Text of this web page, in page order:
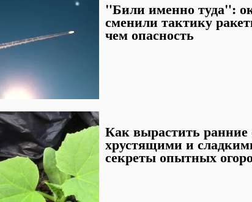
"Били именно туда":
сменили тактику
чем опасность
Как вырастить
хрустящими и
секреты опытных